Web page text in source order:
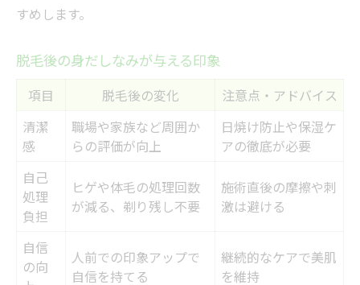
すめします。
脱毛後の身だしなみが与える印象
項目 脱毛後の変化
注意点・アドバイス
清潔
感
職場や家族など周囲か
らの評価が向上
日焼け防止や保湿ケ
アの徹底が必要
自己
処理
負担
ヒゲや体毛の処理回数
が減る、剃り残し不要
施術直後の摩擦や刺
激は避ける
自信
の向
人前での印象アップで
自信を持てる
継続的なケアで美肌
を維持